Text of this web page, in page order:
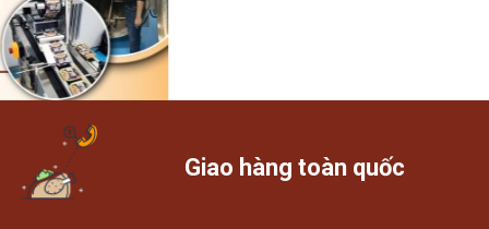
Giao hàng toàn quốc